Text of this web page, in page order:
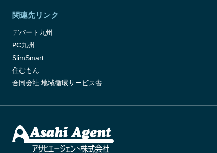
関連先リンク
デパート九州
PC九州
SlimSmart
住むもん
合同会社 地域循環サービス舎